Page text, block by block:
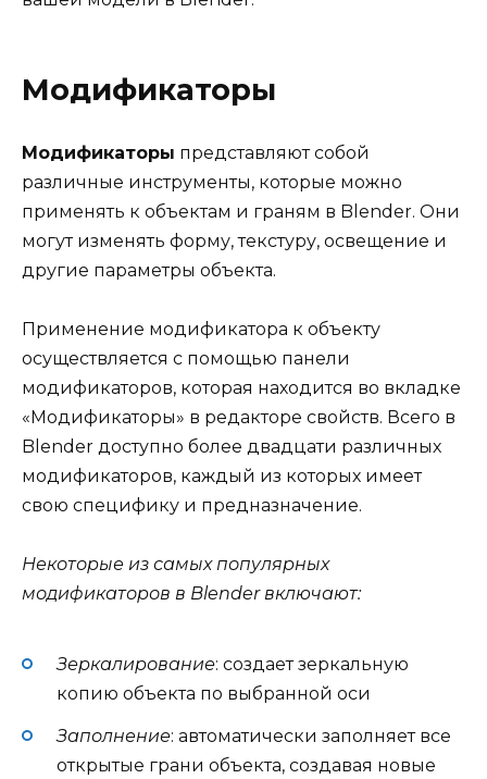
Модификаторы
Модификаторы представляют собой
различные инструменты, которые можно
применять к объектам и граням в Blender. Они
могут изменять форму, текстуру, освещение и
другие параметры объекта.
Применение модификатора к объекту
осуществляется с помощью панели
модификаторов, которая находится во вкладке
«Модификаторы» в редакторе свойств. Всего в
Blender доступно более двадцати различных
модификаторов, каждый из которых имеет
свою специфику и предназначение.
Некоторые из самых популярных
модификаторов в Blender включают:
Зеркалирование: создает зеркальную
копию объекта по выбранной оси
Заполнение: автоматически заполняет все
открытые грани объекта, создавая новые